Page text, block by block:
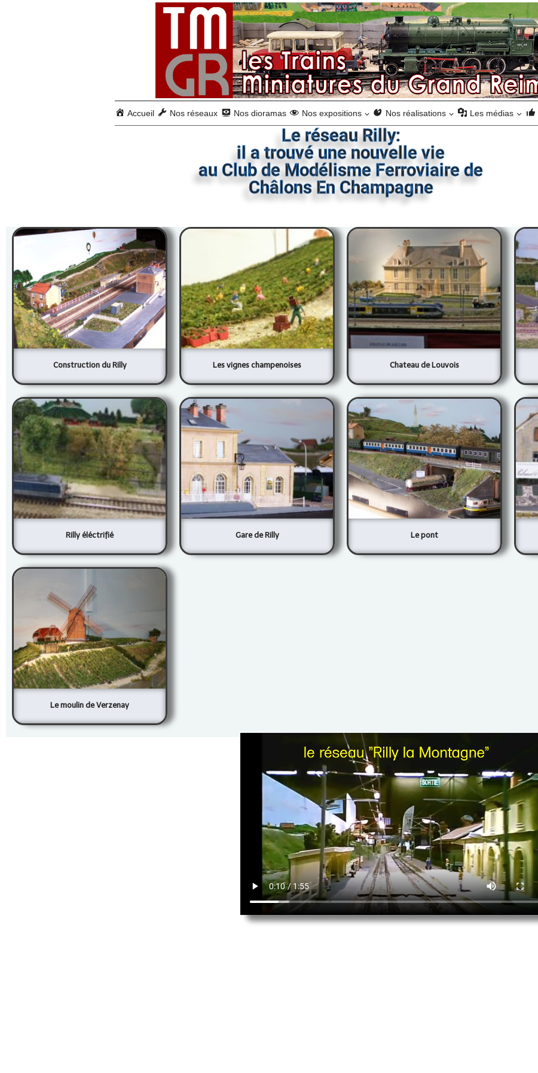
Accueil Nos réseaux Nos dioramas Nos expositions Nos réalisations Les médias
Le réseau Rilly:
il a trouvé une nouvelle vie
au Club de Modélisme Ferroviaire de
Châlons En Champagne
Construction du Rilly Les vignes champenoises Chateau de Louvois
Rilly éléctrifié Gare de Rilly Le pont
Le moulin de Verzenay